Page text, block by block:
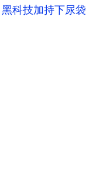
科技加持下尿袋